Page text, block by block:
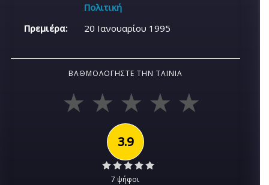
Πολιτική
Πρεμιέρα:
20 Ιανουαρίου 1995
ΒΑΘΜΟΛΟΓΉΣΤΕ ΤΗΝ ΤΑΙΝΊΑ
3.9
7 ψήφοι